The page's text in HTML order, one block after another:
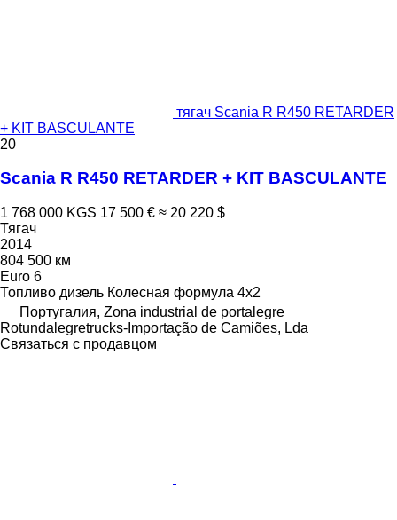
тягач Scania R R450 RETARDER
+ KIT BASCULANTE
20
Scania R R450 RETARDER + KIT BASCULANTE
1 768 000 KGS 17 500 € ≈ 20 220 $
Тягач
2014
804 500 км
Euro 6
Топливо дизель Колесная формула 4x2
Португалия, Zona industrial de portalegre
Rotundalegretrucks-Importação de Camiões, Lda
Связаться с продавцом